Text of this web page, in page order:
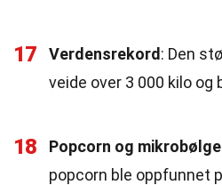
17 Verdensrekord : Den
veide over 3 000 kilo og
18 Popcorn og
popcorn ble oppfunnet